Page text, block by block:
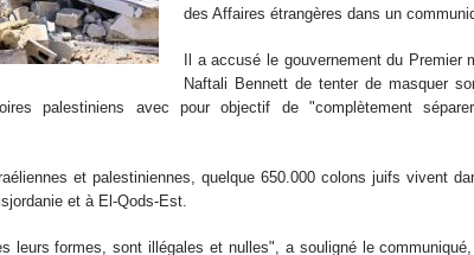
des Affaires étrangères dans un
Il a accusé le gouvernement du Premier
Naftali Bennett de tenter de masquer
palestiniens avec pour objectif de "complètement
et palestiniennes, quelque 650.000 colons juifs vivent
et à El-Qods-Est.
leurs formes, sont illégales et nulles", a souligné le